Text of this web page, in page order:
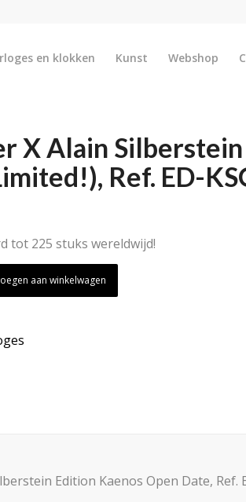
en klokken Kunst Webshop
X Alain
Ref. ED-
tot 225 stuks wereldwijd!
aan winkelwagen
Edition Kaenos Open Date, Ref.